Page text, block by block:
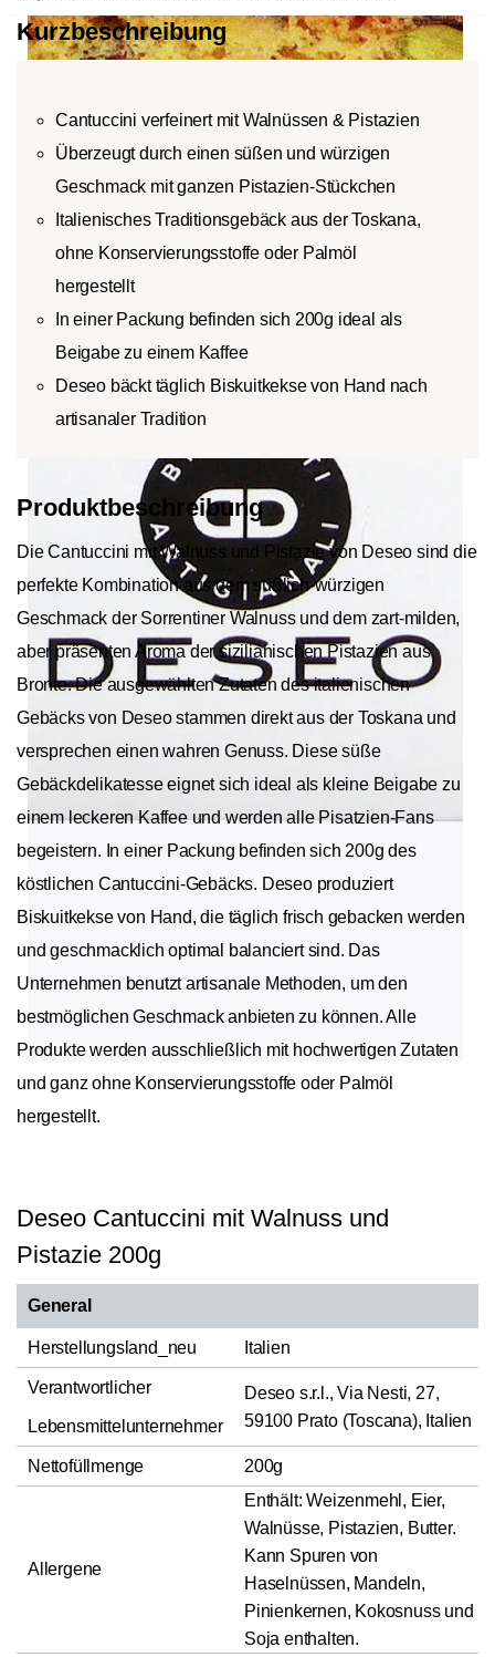
Kurzbeschreibung
Cantuccini verfeinert mit Walnüssen & Pistazien
Überzeugt durch einen süßen und würzigen
Geschmack mit ganzen Pistazien-Stückchen
Italienisches Traditionsgebäck aus der Toskana,
ohne Konservierungsstoffe oder Palmöl
hergestellt
In einer Packung befinden sich 200g ideal als
Beigabe zu einem Kaffee
Deseo bäckt täglich Biskuitkekse von Hand nach
artisanaler Tradition
Produktbeschreibung
Die Cantuccini mit Walnuss und Pistazie von Deseo sind die
perfekte Kombination aus dem süßlich-würzigen
Geschmack der Sorrentiner Walnuss und dem zart-milden,
aber präsenten Aroma der sizilianischen Pistazien aus
Bronte. Die ausgewählten Zutaten des italienischen
Gebäcks von Deseo stammen direkt aus der Toskana und
versprechen einen wahren Genuss. Diese süße
Gebäckdelikatesse eignet sich ideal als kleine Beigabe zu
einem leckeren Kaffee und werden alle Pisatzien-Fans
begeistern. In einer Packung befinden sich 200g des
köstlichen Cantuccini-Gebäcks. Deseo produziert
Biskuitkekse von Hand, die täglich frisch gebacken werden
und geschmacklich optimal balanciert sind. Das
Unternehmen benutzt artisanale Methoden, um den
bestmöglichen Geschmack anbieten zu können. Alle
Produkte werden ausschließlich mit hochwertigen Zutaten
und ganz ohne Konservierungsstoffe oder Palmöl
hergestellt.
Deseo Cantuccini mit Walnuss und
Pistazie 200g
General
Herstellungsland_neu Italien
Verantwortlicher
Lebensmittelunternehmer
Deseo s.r.l., Via Nesti, 27,
59100 Prato (Toscana), Italien
Nettofüllmenge 200g
Allergene
Enthält: Weizenmehl, Eier,
Walnüsse, Pistazien, Butter.
Kann Spuren von
Haselnüssen, Mandeln,
Pinienkernen, Kokosnuss und
Soja enthalten.